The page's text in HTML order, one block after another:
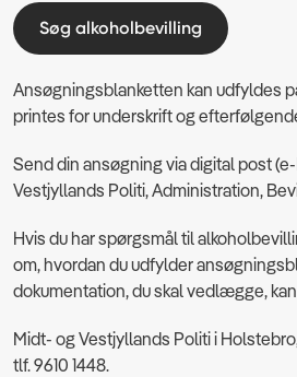
Søg alkoholbevilling
Ansøgningsblanketten kan udfyldes
printes for underskrift og
Send din ansøgning via digital post
Vestjyllands Politi, Administration,
Hvis du har spørgsmål til
om, hvordan du udfylder
dokumentation, du skal vedlægge,
Midt- og Vestjyllands Politi i
tlf. 9610 1448.